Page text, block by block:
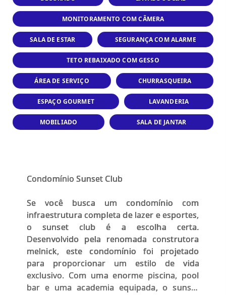
MONITORAMENTO COM CÂMERA
SALA DE ESTAR SEGURANÇA COM ALARME
TETO REBAIXADO COM GESSO
ÁREA DE SERVIÇO CHURRASQUEIRA
ESPAÇO GOURMET LAVANDERIA
MOBILIADO SALA DE JANTAR
Condomínio Sunset Club
Se você busca um condomínio com
infraestrutura completa de lazer e esportes,
o sunset club é a escolha certa.
Desenvolvido pela renomada construtora
melnick, este condomínio foi projetado
para proporcionar um estilo de vida
exclusivo. Com uma enorme piscina, pool
bar e uma academia equipada, o sunset